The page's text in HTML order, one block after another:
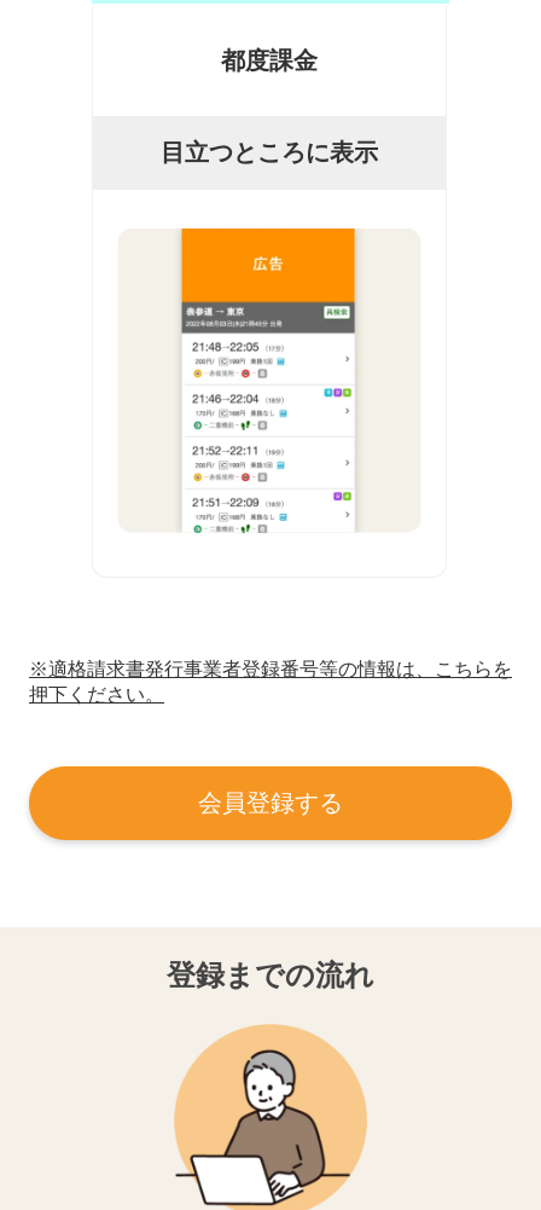
都度課金
目立つところに表示
※適格請求書発行事業者登録番号等の情報は、こちらを
押下ください。
会員登録する
登録までの流れ